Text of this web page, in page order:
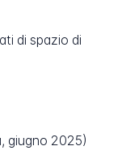
di spazio di
giugno 2025)